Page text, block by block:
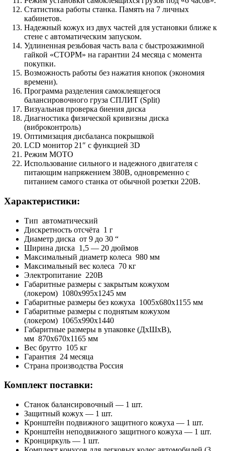
Статистика работы станка. Память на 7 личных
кабинетов.
Надежный кожух из двух частей для установки ближе к
стене с автоматическим запуском.
Удлиненная резьбовая часть вала с быстрозажимной
гайкой «СТОРМ» на гарантии 24 месяца с момента
покупки.
Возможность работы без нажатия кнопок (экономия
времени).
Программа разделения самоклеящегося
балансировочного груза СПЛИТ (Split)
Визуальная проверка биения диска
Диагностика физической кривизны диска
(виброконтроль)
Оптимизация дисбаланса покрышкой
LCD монитор 21″ с функцией 3D
Режим МОТО
Использование сильного и надежного двигателя с
питающим напряжением 380В, одновременно с
питанием самого станка от обычной розетки 220В.
Характеристики:
Тип автоматический
Дискретность отсчёта 1 г
Диаметр диска от 9 до 30 “
Ширина диска 1,5 — 20 дюймов
Максимальный диаметр колеса 980 мм
Максимальный вес колеса 70 кг
Электропитание 220В
Габаритные размеры с закрытым кожухом
(локером) 1080х995х1245 мм
Габаритные размеры без кожуха 1005х680х1155 мм
Габаритные размеры с поднятым кожухом
(локером) 1065х990х1440
Габаритные размеры в упаковке (ДхШхВ),
мм 870х670х1165 мм
Вес брутто 105 кг
Гарантия 24 месяца
Страна производства Россия
Комплект поставки:
Станок балансировочный — 1 шт.
Защитный кожух — 1 шт.
Кронштейн подвижного защитного кожуха — 1 шт.
Кронштейн неподвижного защитного кожуха — 1 шт.
Кронциркуль — 1 шт.